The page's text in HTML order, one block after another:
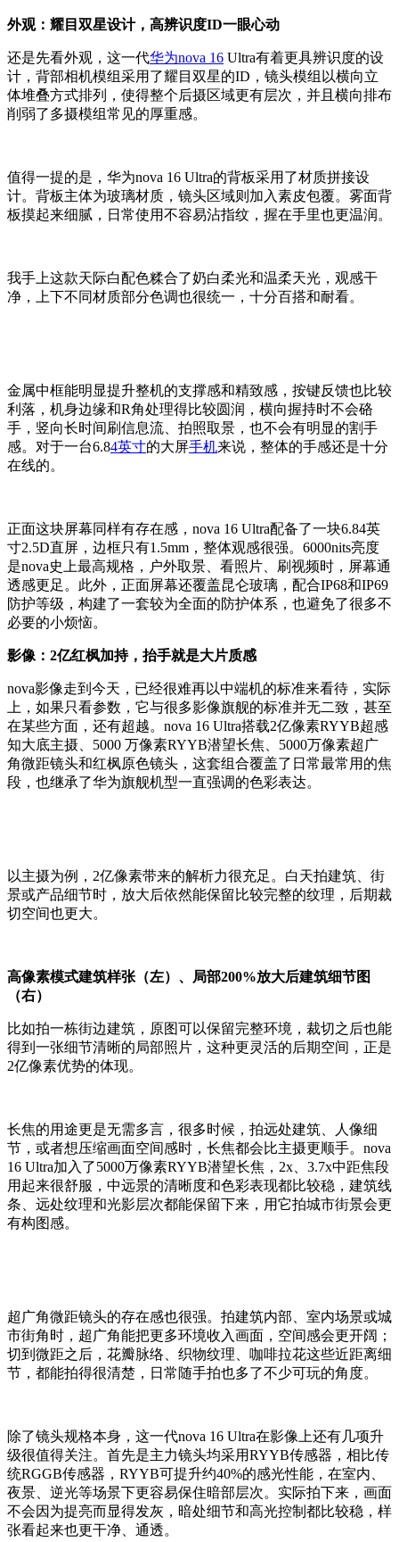
外观：耀目双星设计，高辨识度ID一眼心动
还是先看外观，这一代华为nova 16 Ultra有着更具辨识度的设
计，背部相机模组采用了耀目双星的ID，镜头模组以横向立
体堆叠方式排列，使得整个后摄区域更有层次，并且横向排布
削弱了多摄模组常见的厚重感。
值得一提的是，华为nova 16 Ultra的背板采用了材质拼接设
计。背板主体为玻璃材质，镜头区域则加入素皮包覆。雾面背
板摸起来细腻，日常使用不容易沾指纹，握在手里也更温润。
我手上这款天际白配色糅合了奶白柔光和温柔天光，观感干
净，上下不同材质部分色调也很统一，十分百搭和耐看。
金属中框能明显提升整机的支撑感和精致感，按键反馈也比较
利落，机身边缘和R角处理得比较圆润，横向握持时不会硌
手，竖向长时间刷信息流、拍照取景，也不会有明显的割手
感。对于一台6.84英寸的大屏手机来说，整体的手感还是十分
在线的。
正面这块屏幕同样有存在感，nova 16 Ultra配备了一块6.84英
寸2.5D直屏，边框只有1.5mm，整体观感很强。6000nits亮度
是nova史上最高规格，户外取景、看照片、刷视频时，屏幕通
透感更足。此外，正面屏幕还覆盖昆仑玻璃，配合IP68和IP69
防护等级，构建了一套较为全面的防护体系，也避免了很多不
必要的小烦恼。
影像：2亿红枫加持，抬手就是大片质感
nova影像走到今天，已经很难再以中端机的标准来看待，实际
上，如果只看参数，它与很多影像旗舰的标准并无二致，甚至
在某些方面，还有超越。nova 16 Ultra搭载2亿像素RYYB超感
知大底主摄、5000 万像素RYYB潜望长焦、5000万像素超广
角微距镜头和红枫原色镜头，这套组合覆盖了日常最常用的焦
段，也继承了华为旗舰机型一直强调的色彩表达。
以主摄为例，2亿像素带来的解析力很充足。白天拍建筑、街
景或产品细节时，放大后依然能保留比较完整的纹理，后期裁
切空间也更大。
高像素模式建筑样张（左）、局部200%放大后建筑细节图
（右）
比如拍一栋街边建筑，原图可以保留完整环境，裁切之后也能
得到一张细节清晰的局部照片，这种更灵活的后期空间，正是
2亿像素优势的体现。
长焦的用途更是无需多言，很多时候，拍远处建筑、人像细
节，或者想压缩画面空间感时，长焦都会比主摄更顺手。nova
16 Ultra加入了5000万像素RYYB潜望长焦，2x、3.7x中距焦段
用起来很舒服，中远景的清晰度和色彩表现都比较稳，建筑线
条、远处纹理和光影层次都能保留下来，用它拍城市街景会更
有构图感。
超广角微距镜头的存在感也很强。拍建筑内部、室内场景或城
市街角时，超广角能把更多环境收入画面，空间感会更开阔；
切到微距之后，花瓣脉络、织物纹理、咖啡拉花这些近距离细
节，都能拍得很清楚，日常随手拍也多了不少可玩的角度。
除了镜头规格本身，这一代nova 16 Ultra在影像上还有几项升
级很值得关注。首先是主力镜头均采用RYYB传感器，相比传
统RGGB传感器，RYYB可提升约40%的感光性能，在室内、
夜景、逆光等场景下更容易保住暗部层次。实际拍下来，画面
不会因为提亮而显得发灰，暗处细节和高光控制都比较稳，样
张看起来也更干净、通透。